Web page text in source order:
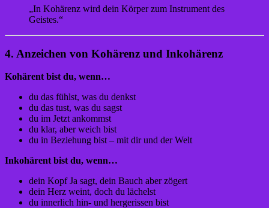
„In Kohärenz wird dein Körper zum Instrument des
Geistes.“
4. Anzeichen von Kohärenz und Inkohärenz
Kohärent bist du, wenn…
du das fühlst, was du denkst
du das tust, was du sagst
du im Jetzt ankommst
du klar, aber weich bist
du in Beziehung bist – mit dir und der Welt
Inkohärent bist du, wenn…
dein Kopf Ja sagt, dein Bauch aber zögert
dein Herz weint, doch du lächelst
du innerlich hin- und hergerissen bist